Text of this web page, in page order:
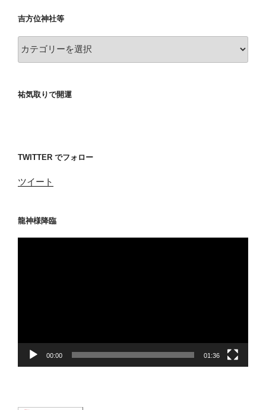
吉方位神社等
方
社
祐気取りで開運
TWITTER でフォロー
ツイート
龍神様降臨
00:00 01:36